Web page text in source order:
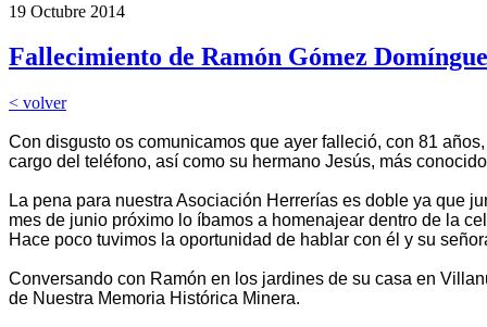
19 Octubre 2014
Fallecimiento de Ramón Gómez
< volver
Con disgusto os comunicamos que ayer falleció, con 81
cargo del teléfono, así como su hermano Jesús, más
La pena para nuestra Asociación Herrerías es doble ya que
mes de junio próximo lo íbamos a homenajear dentro de la
Hace poco tuvimos la oportunidad de hablar con él y su
Conversando con Ramón en los jardines de su casa en
de Nuestra Memoria Histórica Minera.